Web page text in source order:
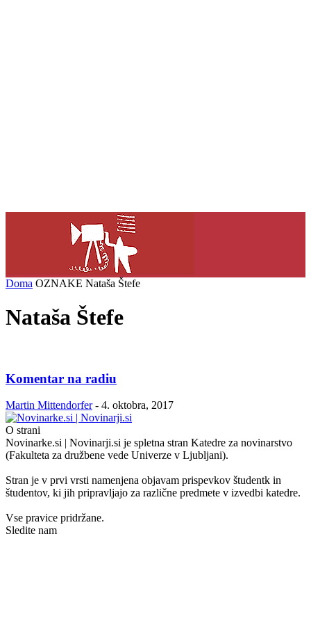
Doma OZNAKE Nataša Štefe
Nataša Štefe
Komentar na radiu
Martin Mittendorfer - 4. oktobra, 2017
O strani
Novinarke.si | Novinarji.si je spletna stran Katedre za novinarstvo
(Fakulteta za družbene vede Univerze v Ljubljani).
Stran je v prvi vrsti namenjena objavam prispevkov študentk in
študentov, ki jih pripravljajo za različne predmete v izvedbi katedre.
Vse pravice pridržane.
Sledite nam